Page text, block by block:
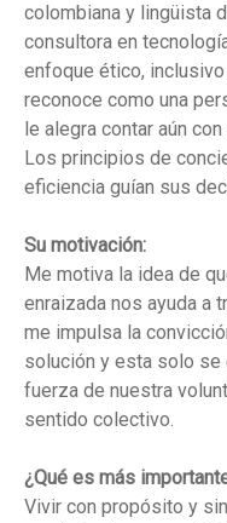
colombiana y lingüista
consultora en
enfoque ético,
reconoce como una
le alegra contar aún
Los principios de
eficiencia guían sus
Su motivación:
Me motiva la idea de
enraizada nos ayuda a
me impulsa la
solución y esta solo se
fuerza de nuestra
sentido colectivo.
¿Qué es más
Vivir con propósito y